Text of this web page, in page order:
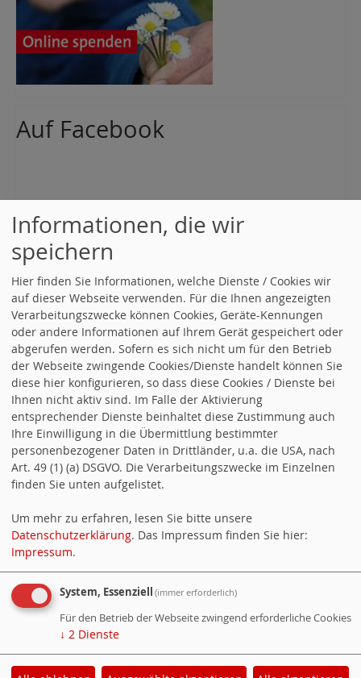
Auf Facebook
Cookie-Manager|
Informationen, die wir
speichern
Hier finden Sie Informationen, welche Dienste / Cookies wir
auf dieser Webseite verwenden. Für die Ihnen angezeigten
Verarbeitungszwecke können Cookies, Geräte-Kennungen
oder andere Informationen auf Ihrem Gerät gespeichert oder
abgerufen werden. Sofern es sich nicht um für den Betrieb
der Webseite zwingende Cookies/Dienste handelt können Sie
diese hier konfigurieren, so dass diese Cookies / Dienste bei
Ihnen nicht aktiv sind. Im Falle der Aktivierung
entsprechender Dienste beinhaltet diese Zustimmung auch
Ihre Einwilligung in die Übermittlung bestimmter
personenbezogener Daten in Drittländer, u.a. die USA, nach
Art. 49 (1) (a) DSGVO. Die Verarbeitungszwecke im Einzelnen
finden Sie unten aufgelistet.
Um mehr zu erfahren, lesen Sie bitte unsere
Datenschutzerklärung. Das Impressum finden Sie hier:
Impressum.
System, Essenziell (immer erforderlich)
Für den Betrieb der Webseite zwingend erforderliche Cookies
↓ 2 Dienste